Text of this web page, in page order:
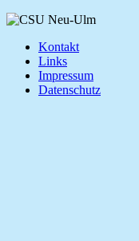
Kontakt
Links
Impressum
Datenschutz